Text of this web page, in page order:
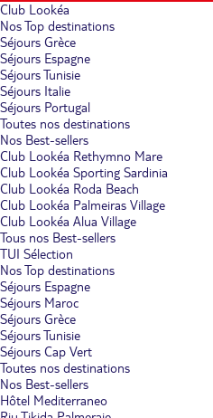
Club Lookéa
Nos Top destinations
Séjours Grèce
Séjours Espagne
Séjours Tunisie
Séjours Italie
Séjours Portugal
Toutes nos destinations
Nos Best-sellers
Club Lookéa Rethymno Mare
Club Lookéa Sporting Sardinia
Club Lookéa Roda Beach
Club Lookéa Palmeiras Village
Club Lookéa Alua Village
Tous nos Best-sellers
TUI Sélection
Nos Top destinations
Séjours Espagne
Séjours Maroc
Séjours Grèce
Séjours Tunisie
Séjours Cap Vert
Toutes nos destinations
Nos Best-sellers
Hôtel Mediterraneo